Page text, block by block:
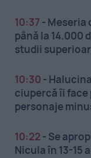
10:37 - Meseria
până la 14.000
studii
10:30 -
ciupercă îi face
personaje
10:22 - Se
Nicula în 13-15